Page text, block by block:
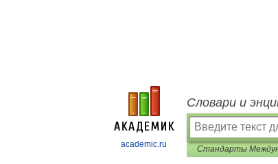
academic.ru
Словари и